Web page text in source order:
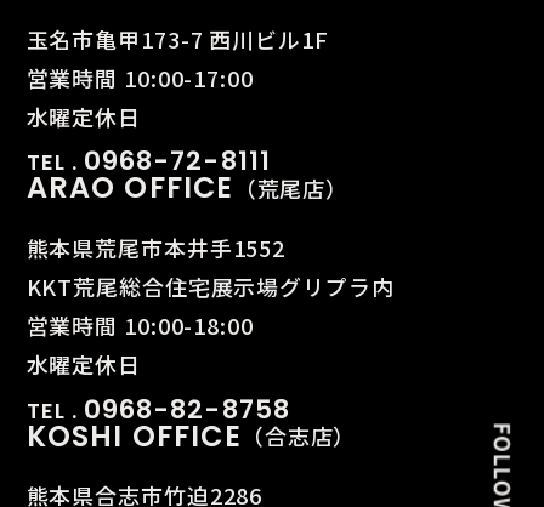
玉名市亀甲173-7 西川ビル1F
営業時間 10:00-17:00
水曜定休日
TEL . 0968-72-8111
ARAO OFFICE （荒尾店）
熊本県荒尾市本井手1552
KKT荒尾総合住宅展示場グリプラ内
営業時間 10:00-18:00
水曜定休日
TEL . 0968-82-8758
KOSHI OFFICE （合志店）
熊本県合志市竹迫2286